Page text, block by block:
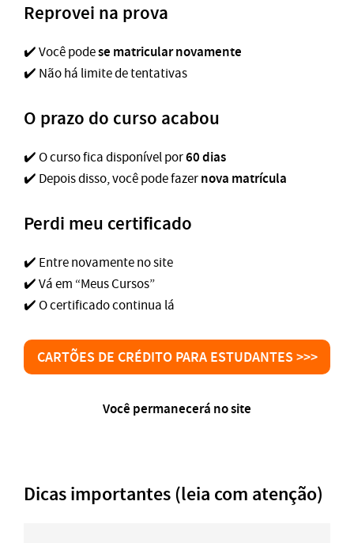
Reprovei na prova
✔️ Você podese matricular novamente
✔️ Não há limite de tentativas
O prazo do curso acabou
✔️ O curso fica disponível por60 dias
✔️ Depois disso, você pode fazernova matrícula
Perdi meu certificado
✔️ Entre novamente no site
✔️ Vá em “Meus Cursos”
✔️ O certificado continua lá
CARTÕES DE CRÉDITO PARA ESTUDANTES >>>
Você permanecerá no site
Dicas importantes (leia com atenção)